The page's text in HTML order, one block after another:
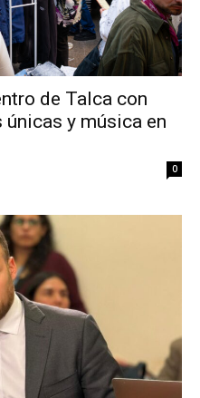
de Talca con
únicas y música en
0